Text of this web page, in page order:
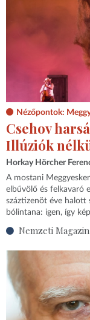
Nézőpontok:
Csehov
Illúziók
Horkay Hörcher
A mostani
elbűvölő és felkavaró
száztizenöt éve halott
bólintana: igen, így
Nemzeti